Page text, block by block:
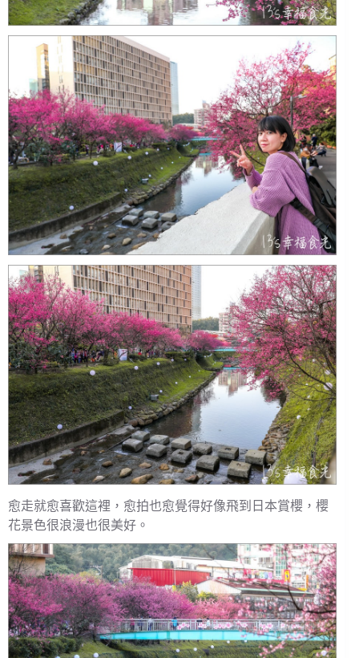
愈走就愈喜歡這裡，愈拍也愈覺得好像飛到日本賞櫻，櫻
花景色很浪漫也很美好。